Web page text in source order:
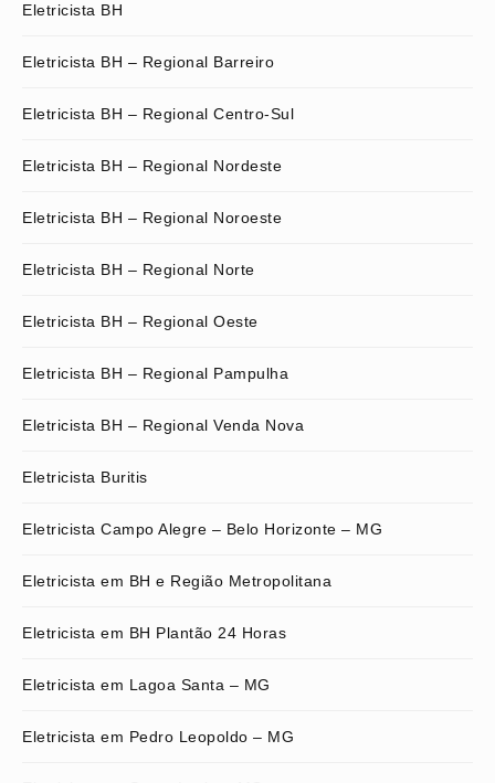
Eletricista BH
Eletricista BH – Regional Barreiro
Eletricista BH – Regional Centro-Sul
Eletricista BH – Regional Nordeste
Eletricista BH – Regional Noroeste
Eletricista BH – Regional Norte
Eletricista BH – Regional Oeste
Eletricista BH – Regional Pampulha
Eletricista BH – Regional Venda Nova
Eletricista Buritis
Eletricista Campo Alegre – Belo Horizonte – MG
Eletricista em BH e Região Metropolitana
Eletricista em BH Plantão 24 Horas
Eletricista em Lagoa Santa – MG
Eletricista em Pedro Leopoldo – MG